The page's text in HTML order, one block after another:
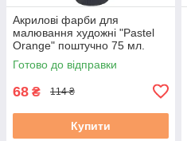
Акрилові фарби для
малювання художні "Pastel
Orange" поштучно 75 мл.
Готово до відправки
68 ₴ 114 ₴
Купити